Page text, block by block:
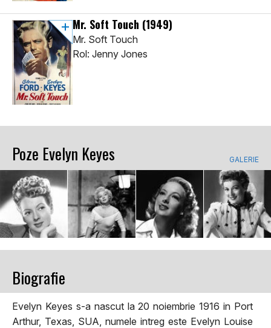
Mr. Soft Touch (1949)
Mr. Soft Touch
Rol: Jenny Jones
Poze Evelyn Keyes GALERIE
Biografie
Evelyn Keyes s-a nascut la 20 noiembrie 1916 in Port
Arthur, Texas, SUA, numele intreg este Evelyn Louise